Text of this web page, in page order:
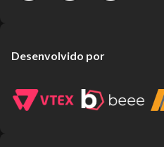
Desenvolvido por